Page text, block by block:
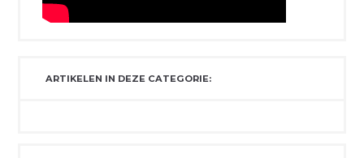
ARTIKELEN IN DEZE CATEGORIE: